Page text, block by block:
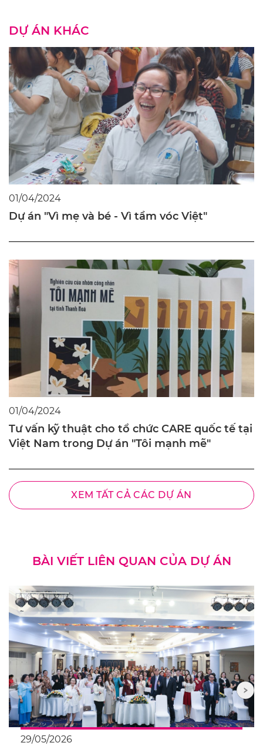
DỰ ÁN KHÁC
01/04/2024
Dự án "Vì mẹ và bé - Vì tầm vóc Việt"
01/04/2024
Tư vấn kỹ thuật cho tổ chức CARE quốc tế tại
Việt Nam trong Dự án "Tôi mạnh mẽ"
XEM TẤT CẢ CÁC DỰ ÁN
BÀI VIẾT LIÊN QUAN CỦA DỰ ÁN
29/05/2026